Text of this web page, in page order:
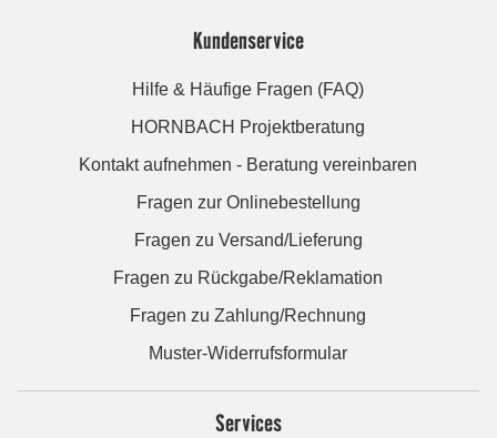
Kundenservice
Hilfe & Häufige Fragen (FAQ)
HORNBACH Projektberatung
Kontakt aufnehmen - Beratung vereinbaren
Fragen zur Onlinebestellung
Fragen zu Versand/Lieferung
Fragen zu Rückgabe/Reklamation
Fragen zu Zahlung/Rechnung
Muster-Widerrufsformular
Services